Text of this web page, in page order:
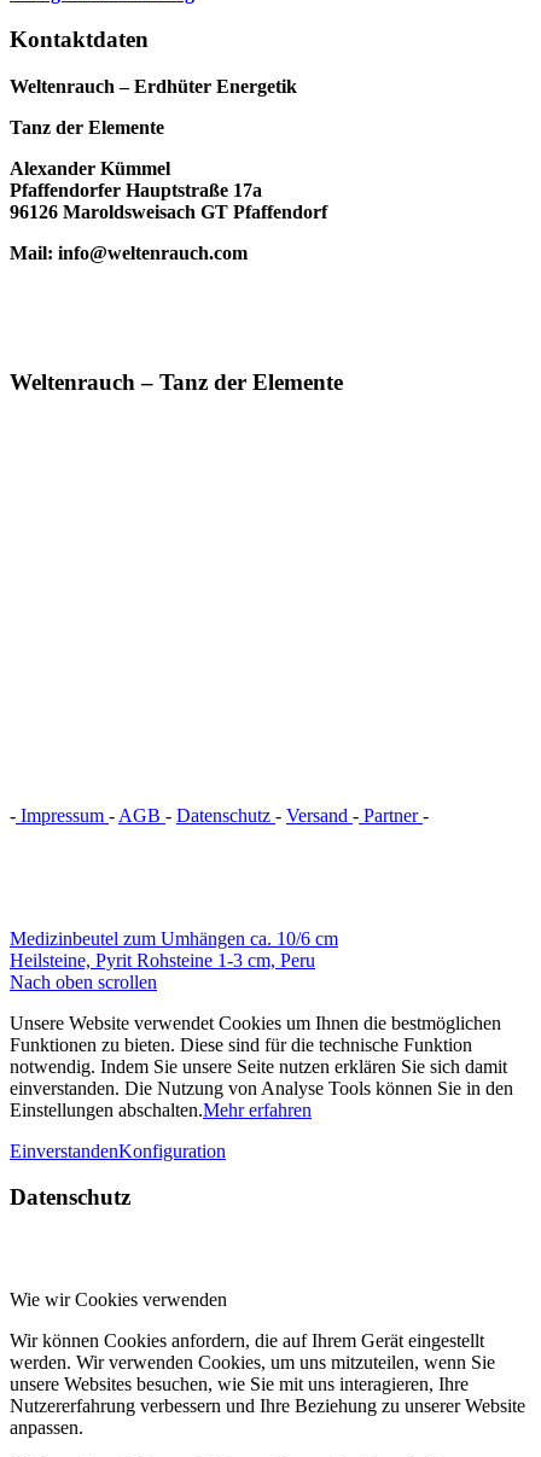
Kontaktdaten
Weltenrauch – Erdhüter Energetik
Tanz der Elemente
Alexander Kümmel
Pfaffendorfer Hauptstraße 17a
96126 Maroldsweisach GT Pfaffendorf
Mail: info@weltenrauch.com
Weltenrauch – Tanz der Elemente
- Impressum - AGB - Datenschutz - Versand - Partner-
Medizinbeutel zum Umhängen ca. 10/6 cm
Heilsteine, Pyrit Rohsteine 1-3 cm, Peru
Nach oben scrollen
Unsere Website verwendet Cookies um Ihnen die bestmöglichen
Funktionen zu bieten. Diese sind für die technische Funktion
notwendig. Indem Sie unsere Seite nutzen erklären Sie sich damit
einverstanden. Die Nutzung von Analyse Tools können Sie in den
Einstellungen abschalten.Mehr erfahren
EinverstandenKonfiguration
Datenschutz
Wie wir Cookies verwenden
Wir können Cookies anfordern, die auf Ihrem Gerät eingestellt
werden. Wir verwenden Cookies, um uns mitzuteilen, wenn Sie
unsere Websites besuchen, wie Sie mit uns interagieren, Ihre
Nutzererfahrung verbessern und Ihre Beziehung zu unserer Website
anpassen.